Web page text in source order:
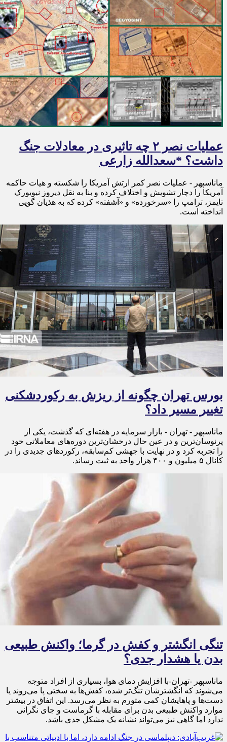
عملیات نصر ۲ چه تاثیری در معادلات جنگ
داشت؟ *سعدالله زارعی
ماناسپهر - عملیات نصر کمر ارتش آمریکا را شکسته و هیات حاکمه
آمریکا را دچار تشویش و اختلاف کرده و بنا به نقل دیروز نیویورک
تایمز، ترامپ را «سرخورده» و «آشفته» کرده که به هذیان گویی
انداخته است.
بورس تهران چگونه از ریزش به رکوردشکنی
تغییر مسیر داد؟
ماناسپهر - تهران - بازار سرمایه در هفته‌ای که گذشت، یکی از
پرنوسان‌ترین و در عین حال درخشان‌ترین دوره‌های معاملاتی خود
را تجربه کرد و در نهایت با جهشی کم‌سابقه، رکوردهای جدیدی را در
کانال ۵ میلیون و ۴۰۰ هزار واحد به ثبت رساند.
تنگی انگشتر و کفش در گرما؛ واکنش طبیعی
بدن یا هشدار جدی؟
ماناسپهر -تهران-با افزایش دمای هوا، بسیاری از افراد متوجه
می‌شوند که انگشترشان تنگ‌تر شده، کفش‌ها به سختی پا می‌روند یا
دست‌ها و پاهایشان کمی متورم به نظر می‌رسد. این اتفاق در بیشتر
موارد واکنش طبیعی بدن برای مقابله با گرماست و جای نگرانی
ندارد اما گاهی نیز می‌تواند نشانه یک مشکل جدی باشد.